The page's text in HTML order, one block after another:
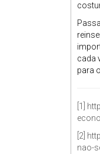
cada
para
[1]
[2]
nao-